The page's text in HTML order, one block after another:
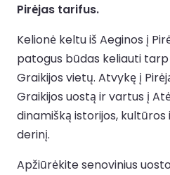
Pirėjas tarifus.
Kelionė keltu iš Aeginos į
patogus būdas keliauti tarp
Graikijos vietų. Atvykę į
Graikijos uostą ir vartus į
dinamišką istorijos,
derinį.
Apžiūrėkite senovinius